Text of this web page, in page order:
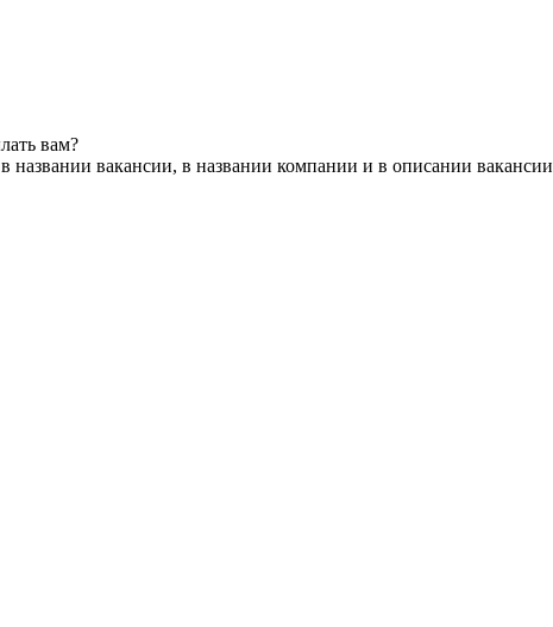
вам?
названии вакансии, в названии компании и в описании вакансии